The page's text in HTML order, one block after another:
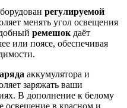
регулируемой
менять угол освещения
ремешок даёт
или поясе, обеспечивая
аккумулятора и
заряжать ваши
В дополнение к белому
освещение в красном и